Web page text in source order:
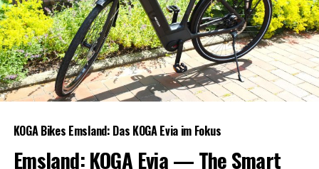
KOGA Bikes Ems­land: Das KOGA Evia im Fokus
Ems­land: KOGA Evia — The Smart